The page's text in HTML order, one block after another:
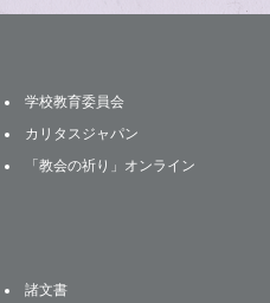
学校教育委員会
カリタスジャパン
「教会の祈り」オンライン
諸文書